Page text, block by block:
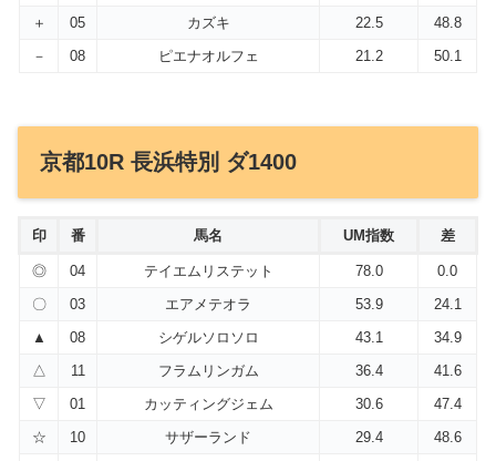
＋
05 カズキ 22.5
48.8
－
08 ピエナオルフェ 21.2 50.1
京都10R 長浜特別 ダ1400
印 番 馬名 UM指数 差
◎ 04 テイエムリステット 78.0
0.0
〇
03 エアメテオラ 53.9
24.1
▲
08 シゲルソロソロ 43.1
34.9
△
11 フラムリンガム 36.4
41.6
▽
01 カッティングジェム 30.6
47.4
☆
10 サザーランド 29.4
48.6